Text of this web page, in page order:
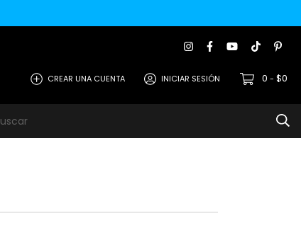
CREAR UNA CUENTA INICIAR SESIÓN 0 - $0
Metodos de Pago Opiniones de